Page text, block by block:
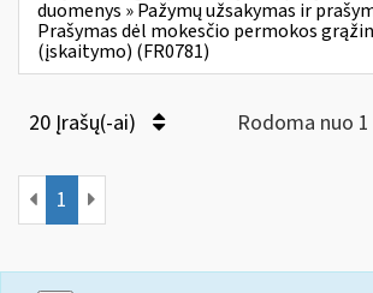
duomenys » Pažymų užsakymas ir
Prašymas dėl mokesčio permokos
(įskaitymo) (FR0781)
20 Įrašų(-ai) Rodoma nuo
1